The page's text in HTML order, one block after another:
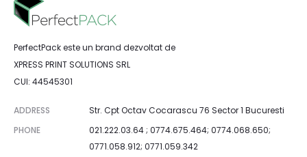
PerfectPack este un brand dezvoltat de
XPRESS PRINT SOLUTIONS SRL
CUI: 44545301
ADDRESS
Str. Cpt Octav Cocarascu 76 Sector 1 Bucuresti
PHONE
021.222.03.64 ; 0774.675.464; 0774.068.650;
0771.058.912; 0771.059.342